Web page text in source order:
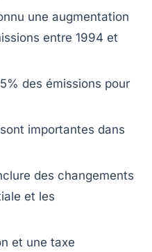
une augmentation
entre 1994 et
des émissions pour
sont importantes dans
des changements
et les
et une taxe